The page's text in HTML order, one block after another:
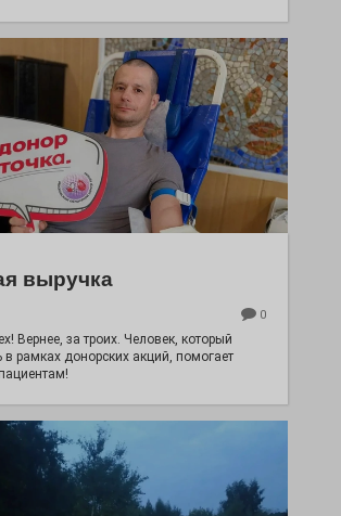
выручка
0
Вернее, за троих. Человек, который
в рамках донорских акций, помогает